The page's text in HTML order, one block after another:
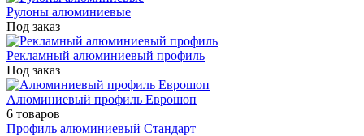
Рулоны алюминиевые
Под заказ
Рекламный алюминиевый профиль
Под заказ
Алюминиевый профиль Еврошоп
6 товаров
Профиль алюминиевый Стандарт